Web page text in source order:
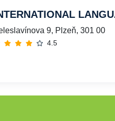
9, Plzeň, 301 00
4.5